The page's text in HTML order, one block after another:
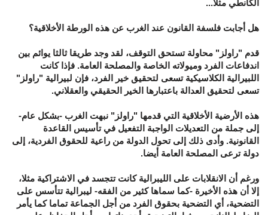
الكانطي مثلا...
هل أجابت فلسفة القانون عند الغرب عن هذه الورطة الأخلاقية؟
قدم "راولز" محاولة تستحق التوقف، لقد وجد طريقا ثالثا يوائم بين
اندفاعات الفرد وميولاته الخاصة والمصلحة العامة. فإذا كانت
اللبيرالية الكلاسيكية تسعى لتحقيق خير الفرد، فإن لبيرالية "راولز"
تسعى لتحقيق العدالة باعتبارها الخير الحقيقي والعقلاني.
هذه الأرضية الأخلاقية التي قدمها "راولز" نبهت الغرب -بشكل عام-
إلى جملة من التعديلات الواجبة التفعيل في تأسيس القاعدة
القانونية. وأدى ذلك إلى تحول الدولة من راعية للحقوق الفردية، إلى
دولة ترعى المصلحة العامة أيضا.
ورغم أن الانقلابات على الليبرالية كانت تتجسد في الاشتراكية مثلا،
إلا أن هذه الأخيرة -كما سماها كثير من الفقه- ليبرالية تتأسس على
التضحية، أي التضحية بحقوق الفرد من أجل الجماعة تماما كما يأمر